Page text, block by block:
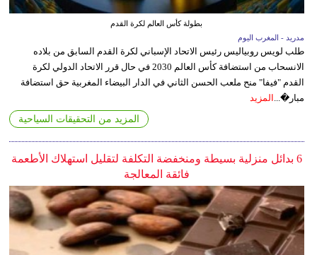
بطولة كأس العالم لكرة القدم
مدريد - المغرب اليوم
طلب لويس روبياليس رئيس الاتحاد الإسباني لكرة القدم السابق من بلاده
الانسحاب من استضافة كأس العالم 2030 في حال قرر الاتحاد الدولي لكرة
القدم "فيفا" منح ملعب الحسن الثاني في الدار البيضاء المغربية حق استضافة
مبار�... المزيد
المزيد من التحقيقات السياحية
6 بدائل منزلية بسيطة ومنخفضة التكلفة لتقليل استهلاك الأطعمة
فائقة المعالجة